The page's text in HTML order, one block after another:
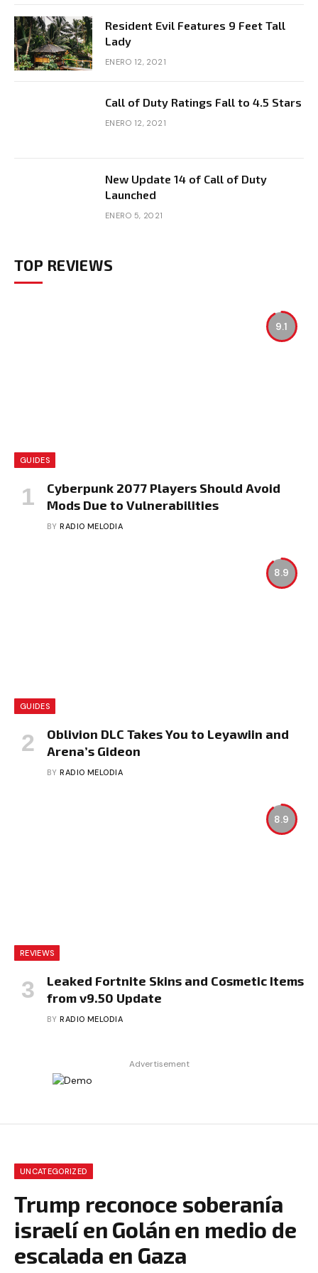
Resident Evil Features 9 Feet Tall
Lady
ENERO 12, 2021
Call of Duty Ratings Fall to 4.5 Stars
ENERO 12, 2021
New Update 14 of Call of Duty
Launched
ENERO 5, 2021
TOP REVIEWS
9.1
GUIDES
Cyberpunk 2077 Players Should Avoid
Mods Due to Vulnerabilities
BY RADIO MELODIA
8.9
GUIDES
Oblivion DLC Takes You to Leyawiin and
Arena’s Gideon
BY RADIO MELODIA
8.9
REVIEWS
Leaked Fortnite Skins and Cosmetic Items
from v9.50 Update
BY RADIO MELODIA
Advertisement
UNCATEGORIZED
Trump reconoce soberanía
israelí en Golán en medio de
escalada en Gaza